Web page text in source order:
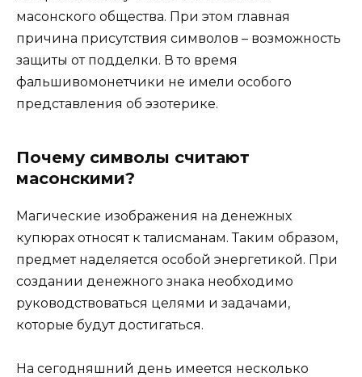
масонского общества. При этом главная
причина присутствия символов – возможность
защиты от подделки. В то время
фальшивомонетчики не имели особого
представления об эзотерике.
Почему символы считают
масонскими?
Магические изображения на денежных
купюрах относят к талисманам. Таким образом,
предмет наделяется особой энергетикой. При
создании денежного знака необходимо
руководствоваться целями и задачами,
которые будут достигаться.
На сегодняшний день имеется несколько